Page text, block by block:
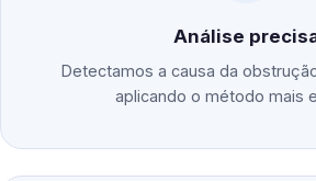
Análise
Detectamos a causa da
aplicando o método mais